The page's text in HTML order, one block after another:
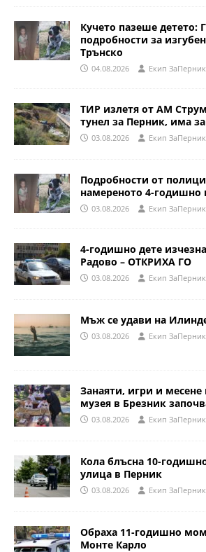
Кучето пазеше детето:
подробности за
Трънско
04.08.2026 Eкип ЗаПерник
ТИР излетя от АМ
тунел за Перник, има
03.08.2026 Eкип ЗаПерник
Подробности от
намереното 4-
03.08.2026 Eкип ЗаПерник
4-годишно дете
Радово – ОТКРИХА ГО
03.08.2026 Eкип ЗаПерник
Мъж се удави на
03.08.2026 Eкип ЗаПерник
Занаяти, игри и месене
музея в Брезник
03.08.2026 Eкип ЗаПерник
Кола блъсна 10-
улица в Перник
03.08.2026 Eкип ЗаПерник
Обраха 11-годишно
Монте Карло